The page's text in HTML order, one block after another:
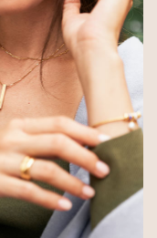
MYKA
Somos?
y Condiciones
de Privacidad